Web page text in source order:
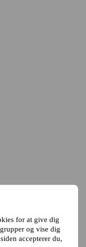
for at give dig
og vise dig
accepterer du,